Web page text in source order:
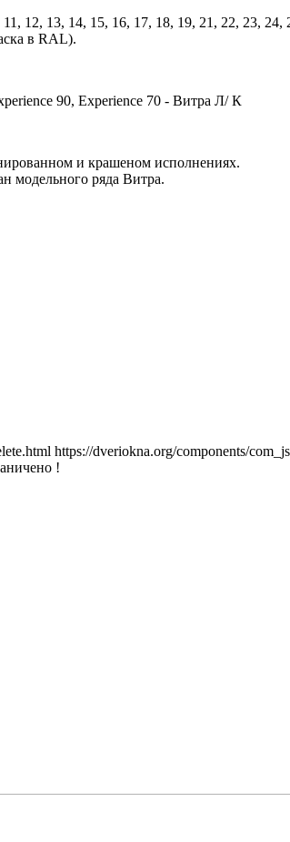
13, 14, 15, 16, 17, 18, 19, 21, 22, 23, 24,
в RAL).
90, Experience 70 - Витра Л/ К
и крашеном исполнениях.
модельного ряда Витра.
https://dveriokna.org/components/
!